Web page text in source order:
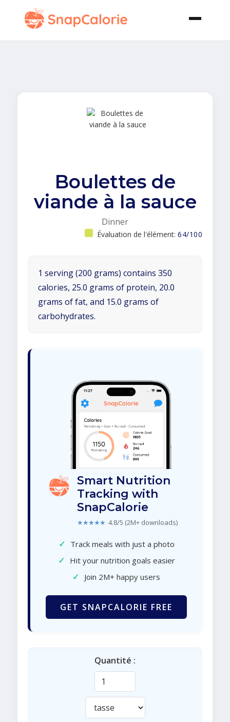
Boulettes de
viande à la sauce
Dinner
Évaluation de l'élément: 64/100
1 serving (200 grams) contains 350
calories, 25.0 grams of protein, 20.0
grams of fat, and 15.0 grams of
carbohydrates.
Smart Nutrition
Tracking with
SnapCalorie
★★★★★ 4.8/5 (2M+ downloads)
✓ Track meals with just a photo
✓ Hit your nutrition goals easier
✓ Join 2M+ happy users
GET SNAPCALORIE FREE
Quantité :